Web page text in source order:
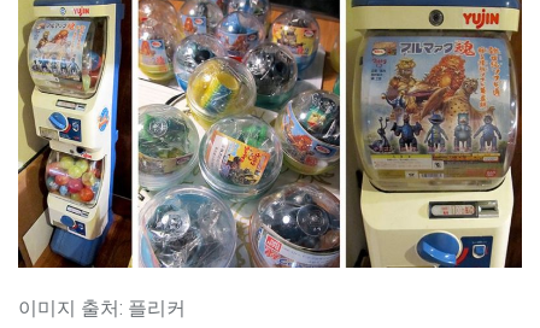
이미지 출처: 플리커